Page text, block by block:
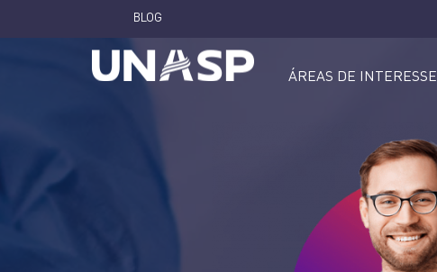
BLOG
ÁREAS DE INTERESSE